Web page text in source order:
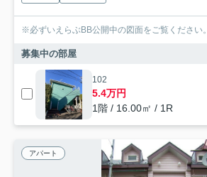
※必ずいえらぶBB公開中の図面をご覧ください。
募集中の部屋
102
5.4万円
1階 / 16.00㎡ / 1R
アパート